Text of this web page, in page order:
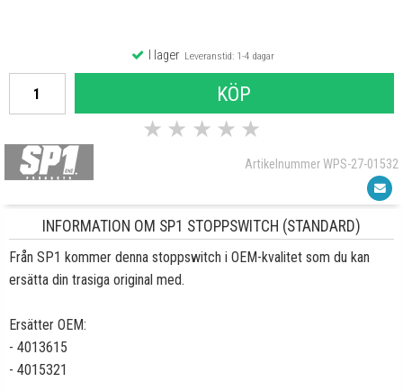
I lagerLeveranstid: 1-4 dagar
KÖP
★ ★ ★ ★ ★
Artikelnummer WPS-27-01532
INFORMATION OM SP1 STOPPSWITCH (STANDARD)
Från SP1 kommer denna stoppswitch i OEM-kvalitet som du kan
ersätta din trasiga original med.
Ersätter OEM:
- 4013615
- 4015321